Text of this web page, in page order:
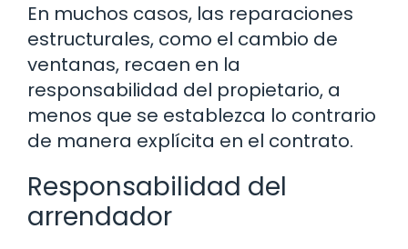
En muchos casos, las reparaciones
estructurales, como el cambio de
ventanas, recaen en la
responsabilidad del propietario, a
menos que se establezca lo contrario
de manera explícita en el contrato.
Responsabilidad del
arrendador